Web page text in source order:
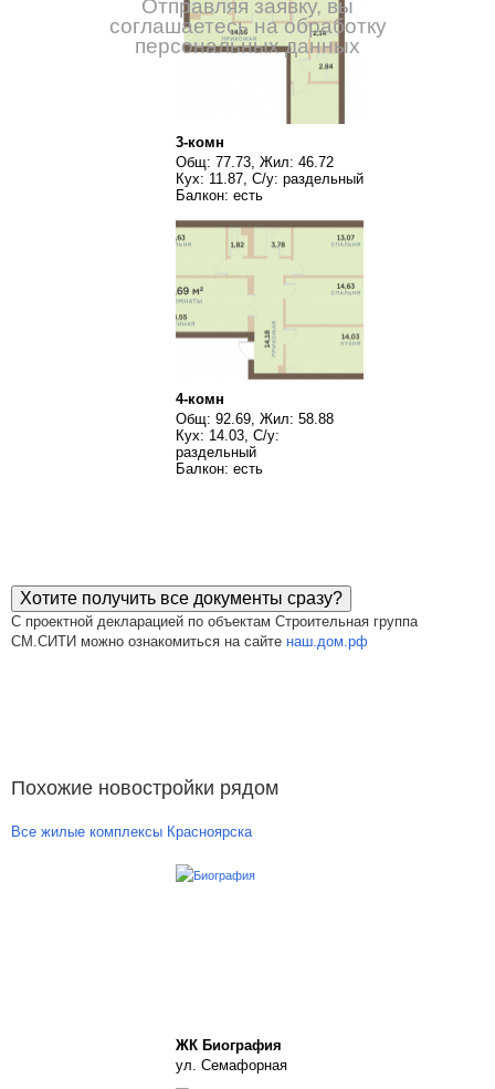
3-комн
Общ: 77.73, Жил: 46.72
Кух: 11.87, С/у: раздельный
Балкон: есть
4-комн
Общ: 92.69, Жил: 58.88
Кух: 14.03, С/у:
раздельный
Балкон: есть
Хотите получить все документы сразу?
С проектной декларацией по объектам Строительная группа
СМ.СИТИ можно ознакомиться на сайте наш.дом.рф
Похожие новостройки рядом
Все жилые комплексы Красноярска
ЖК Биография
ул. Семафорная
Отправляя заявку, вы
соглашаетесь на обработку
персональных данных